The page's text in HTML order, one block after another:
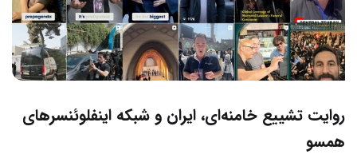
روایت تشییع خامنه‌ای، ایران و شبکه اینفلوئنسرهای
همسو